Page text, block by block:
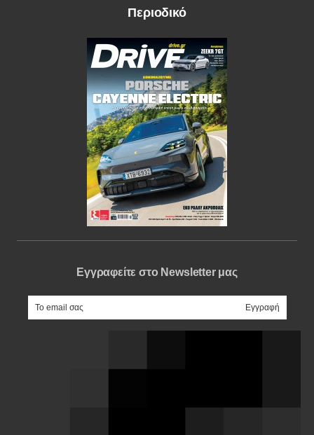
Περιοδικό
Εγγραφείτε στο Newsletter μας
e-mail